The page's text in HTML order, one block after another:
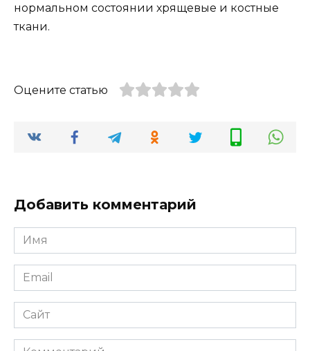
нормальном состоянии хрящевые и костные
ткани.
Оцените статью
Добавить комментарий
Имя
*
Email
*
Сайт
Комментарий